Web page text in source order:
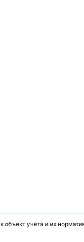
объект учета и их